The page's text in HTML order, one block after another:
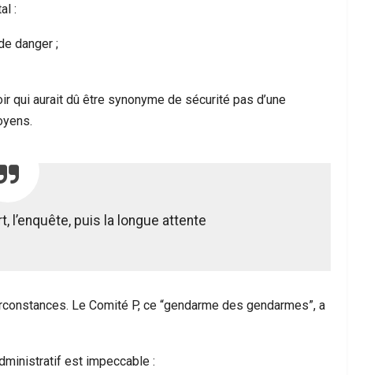
:
danger ;
qui aurait dû être synonyme de sécurité pas d’une
l’enquête, puis la longue attente
Le Comité P, ce “gendarme des gendarmes”, a
est impeccable :